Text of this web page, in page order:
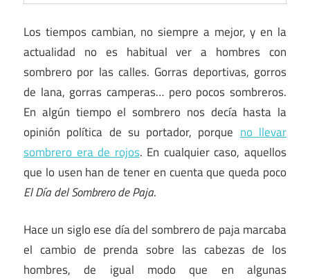
Los tiempos cambian, no siempre a mejor, y en la
actualidad no es habitual ver a hombres con
sombrero por las calles. Gorras deportivas, gorros
de lana, gorras camperas… pero pocos sombreros.
En algún tiempo el sombrero nos decía hasta la
opinión política de su portador, porque no llevar
sombrero era de rojos. En cualquier caso, aquellos
que lo usen han de tener en cuenta que queda poco
El Día del Sombrero de Paja.
Hace un siglo ese día del sombrero de paja marcaba
el cambio de prenda sobre las cabezas de los
hombres, de igual modo que en algunas